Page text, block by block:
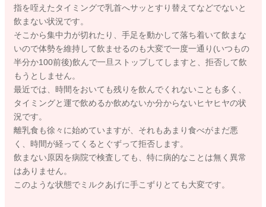
指を咥えたタイミングで乳首へサッとすり替えてなどでないと
飲まない状況です。
そこから集中力が切れたり、手足を動かして落ち着いて飲まな
いので体勢を維持して飲ませるのも大変で一度一通り(いつもの
半分か100前後)飲んで一旦ストップしてしますと、拒否して飲
もうとしません。
最近では、時間をおいても残りを飲んでくれないことも多く、
タイミングと運で飲めるか飲めないか分からないヒヤヒヤの状
況です。
離乳食も徐々に始めていますが、それもあまり食べがまだ悪
く、時間が経ってくるとぐずって拒否します。
飲まない原因を病院で検査しても、特に病的なことは無く異常
はありません。
このような状態でミルクあげに手こずりとても大変です。